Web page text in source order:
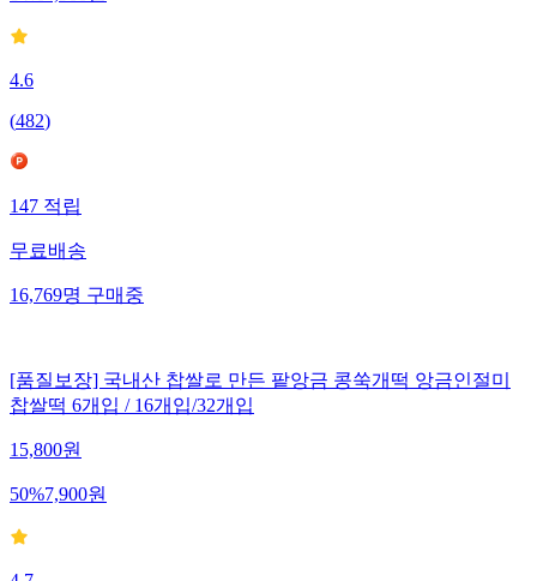
4.6
(482)
147 적립
무료배송
16,769명 구매중
[품질보장] 국내산 찹쌀로 만든 팥앙금 콩쑥개떡 앙금인절미
찹쌀떡 6개입 / 16개입/32개입
15,800원
50%7,900원